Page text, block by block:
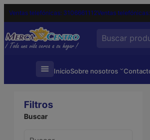
Ventas telefónicas: 3106661112Ventas
Search
InicioSobre nosotros
Filtros
Buscar